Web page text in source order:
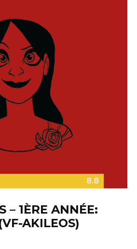
8.8
– 1ÈRE ANNÉE:
AKILEOS)